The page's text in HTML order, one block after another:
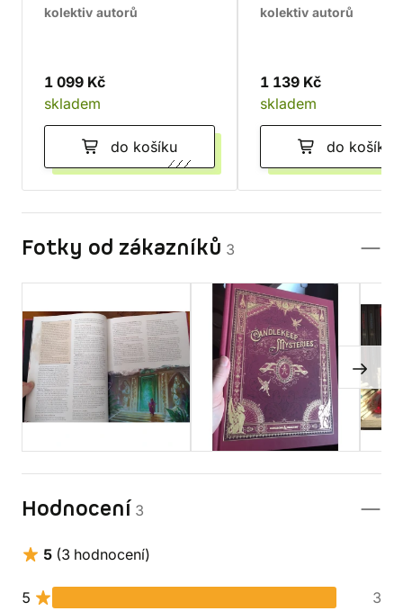
Within (alternative
kolektiv autorů
1 099 Kč
skladem
do košíku
Within
kolektiv autorů
1 139 Kč
skladem
do košíku
Fotky od zákazníků 3
Hodnocení 3
5 (3 hodnocení)
5
3